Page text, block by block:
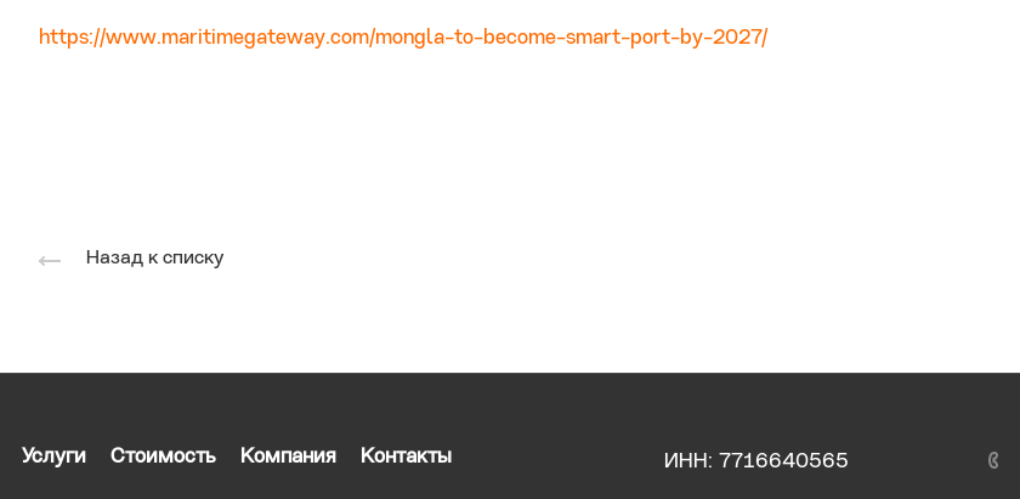
https://www.maritimegateway.com/mongla-to-become-smart-port-by-2027/
Назад к списку
Услуги Стоимость Компания Контакты ИНН: 7716640565